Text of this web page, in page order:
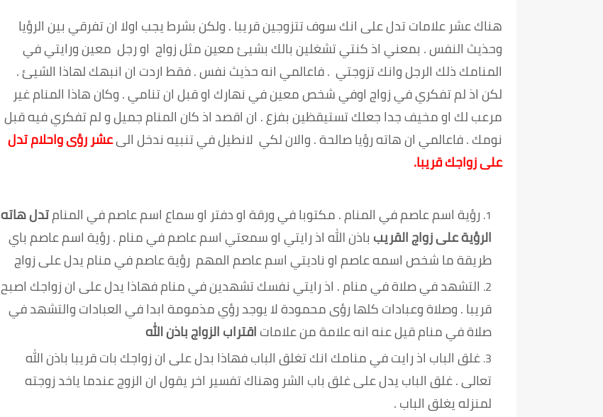
هناك عشر علامات تدل على انك سوف تتزوجين قريبا . ولكن بشرط يجب اولا ان تفرقي بين الرؤيا
وحذيث النفس . بمعني اذ كنتي تشغلين بالك بشيئ معين مثل زواج او رجل معين ورايتي في
المنامك ذلك الرجل وانك تزوجتي . فاعالمي انه حذيث نفس . فقط اردت ان انبهك لهاذا الشيئ .
لكن اذ لم تفكري في زواج اوفي شخص معين في نهارك او قبل ان تنامي . وكان هاذا المنام غير
مرعب لك او مخيف جدا جعلك تستيقظين بفزع . ان اقصد اذ كان المنام جميل و لم تفكري فيه قبل
نومك . فاعالمي ان هاته رؤيا صالحة . والان لكي لانطيل في تنبيه ندخل الىعشر رؤى واحلام تدل
على زواجك قريبا.
رؤية اسم عاصم في المنام . مكتوبا في ورقة او دفتر او سماع اسم عاصم في المنامتدل هاته
الرؤية على زواج القريب باذن الله اذ رايتي او سمعتي اسم عاصم في منام . رؤية اسم عاصم باي
طريقة ما شخص اسمه عاصم او ناديتي اسم عاصم المهم رؤية عاصم في منام يدل على زواج
التشهد في صلاة في منام . اذ رايتي نفسك تشهدين في منام فهاذا يدل على ان زواجك اصبح
قريبا . وصلاة وعبادات كلها رؤى محمودة لا يوجد رؤي مذمومة ابدا في العبادات والتشهد في
صلاة في منام قيل عنه انه علامة من علاماتاقتراب الزواج باذن الله
غلق الباب اذ رايت في منامك انك تغلق الباب فهاذا بدل على ان زواجك بات قريبا باذن الله
تعالى . غلق الباب يدل على غلق باب الشر وهناك تفسير اخر يقول ان الزوج عندما ياخد زوجته
لمنزله يغلق الباب .